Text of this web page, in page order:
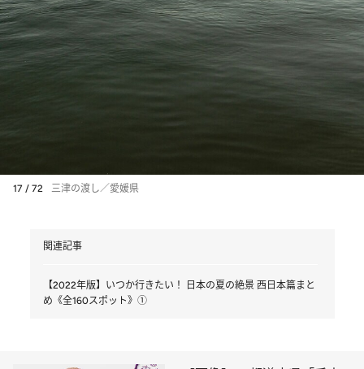
17 / 72 三津の渡し／愛媛県
関連記事
【2022年版】いつか行きたい！ 日本の夏の絶景 西日本篇まと
め《全160スポット》①